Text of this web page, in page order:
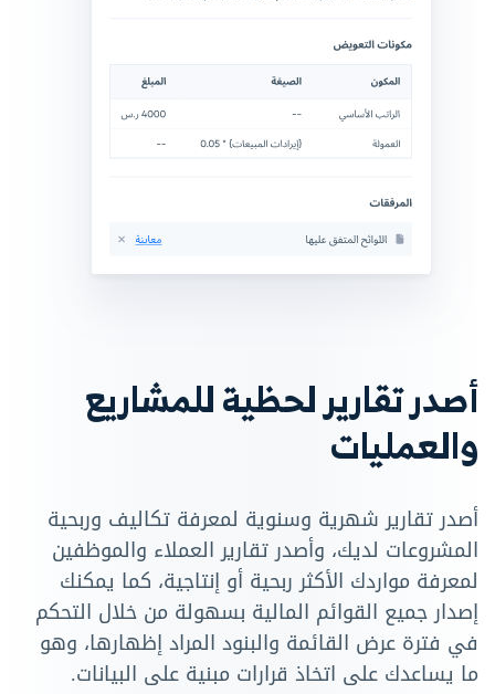
أصدر تقارير لحظية للمشاريع
والعمليات
أصدر تقارير شهرية وسنوية لمعرفة تكاليف وربحية
المشروعات لديك، وأصدر تقارير العملاء والموظفين
لمعرفة مواردك الأكثر ربحية أو إنتاجية، كما يمكنك
إصدار جميع القوائم المالية بسهولة من خلال التحكم
في فترة عرض القائمة والبنود المراد إظهارها، وهو
ما يساعدك على اتخاذ قرارات مبنية على البيانات.